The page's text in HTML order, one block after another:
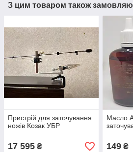
З цим товаром також
Пристрій для заточування
ножів Козак УБР
17 595 ₴
Масло
149₴